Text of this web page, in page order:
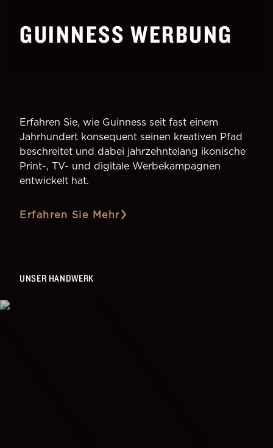
GUINNESS WERBUNG
Erfahren Sie, wie Guinness seit fast einem
Jahrhundert konsequent seinen kreativen Pfad
beschreitet und dabei jahrzehntelang ikonische
Print-, TV- und digitale Werbekampagnen
entwickelt hat.
Erfahren Sie Mehr
UNSER HANDWERK